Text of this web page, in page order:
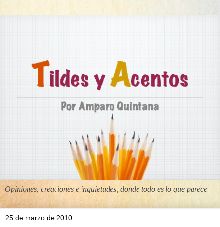
Opiniones, creaciones e inquietudes, donde todo es lo que parece
25 de marzo de 2010